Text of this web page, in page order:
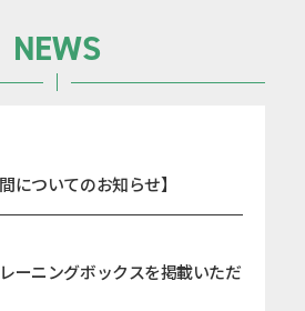
NEWS
についてのお知らせ】
ーニングボックスを掲載いただ